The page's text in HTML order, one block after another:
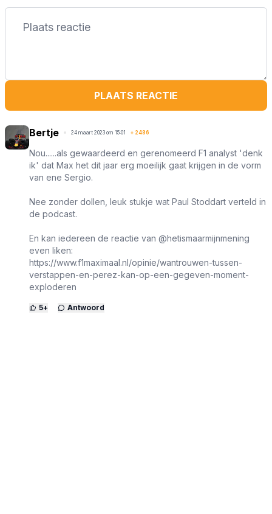
PLAATS REACTIE
Bertje 24 maart 2023 om 15:01 + 2486
Nou......als gewaardeerd en gerenomeerd F1 analyst 'denk
ik' dat Max het dit jaar erg moeilijk gaat krijgen in de vorm
van ene Sergio.
Nee zonder dollen, leuk stukje wat Paul Stoddart verteld in
de podcast.
En kan iedereen de reactie van @hetismaarmijnmening
even liken:
https://www.f1maximaal.nl/opinie/wantrouwen-tussen-
verstappen-en-perez-kan-op-een-gegeven-moment-
exploderen
5+ Antwoord